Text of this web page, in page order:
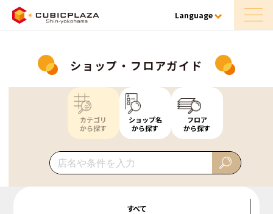
Language
ショップ・フロアガイド
カテゴリ
から探す
ショップ名
から探す
フロア
から探す
すべて